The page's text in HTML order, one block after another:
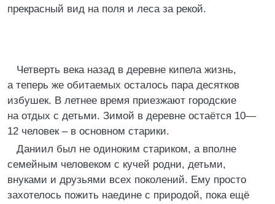
прекрасный вид на поля и леса за рекой.
Четверть века назад в деревне кипела жизнь,
а теперь же обитаемых осталось пара десятков
избушек. В летнее время приезжают городские
на отдых с детьми. Зимой в деревне остаётся 10—
12 человек – в основном старики.
Даниил был не одиноким стариком, а вполне
семейным человеком с кучей родни, детьми,
внуками и друзьями всех поколений. Ему просто
захотелось пожить наедине с природой, пока ещё